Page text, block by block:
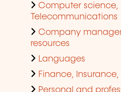
Computer science,
Telecommunications
Company
resources
Languages
Finance, Insurance,
Personal and